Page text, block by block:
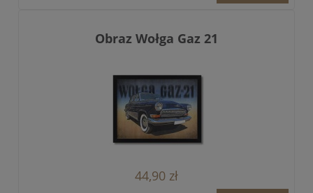
Obraz Wołga Gaz 21
44,90 zł